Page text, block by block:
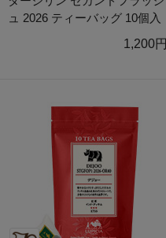
ュ 2026 ティーバッグ 10個入
1,200円